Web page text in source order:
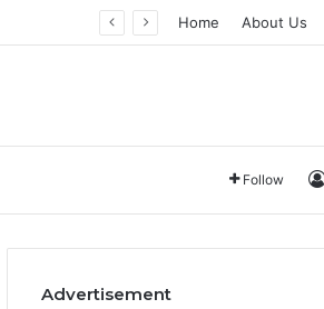
Home About Us
Follow
Advertisement